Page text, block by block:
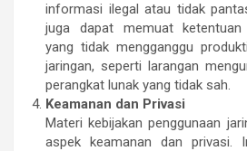
informasi ilegal atau tidak
juga dapat memuat ketentuan
yang tidak mengganggu
jaringan, seperti larangan
perangkat lunak yang tidak sah.
Keamanan dan Privasi
Materi kebijakan penggunaan
aspek keamanan dan privasi.